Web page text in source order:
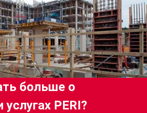
скрыта настоящая экономия и
всех участников и
больше о
услугах PERI?